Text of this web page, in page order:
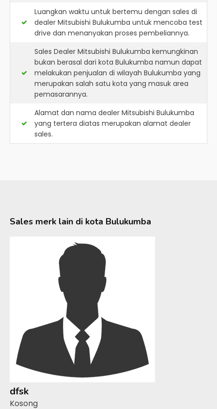
Luangkan waktu untuk bertemu dengan sales di
dealer Mitsubishi Bulukumba untuk mencoba test
drive dan menanyakan proses pembeliannya.
Sales Dealer Mitsubishi Bulukumba kemungkinan
bukan berasal dari kota Bulukumba namun dapat
melakukan penjualan di wilayah Bulukumba yang
merupakan salah satu kota yang masuk area
pemasarannya.
Alamat dan nama dealer Mitsubishi Bulukumba
yang tertera diatas merupakan alamat dealer
sales.
Sales merk lain di kota Bulukumba
dfsk
Kosong